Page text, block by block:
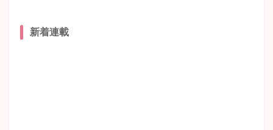
新着連載